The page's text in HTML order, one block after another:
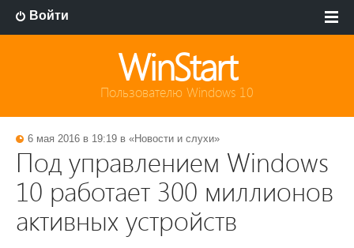
Войти
WinStart
Пользователю Windows 10
6 мая 2016 в 19:19 в «Новости и слухи»
Под управлением Windows
10 работает 300 миллионов
активных устройств